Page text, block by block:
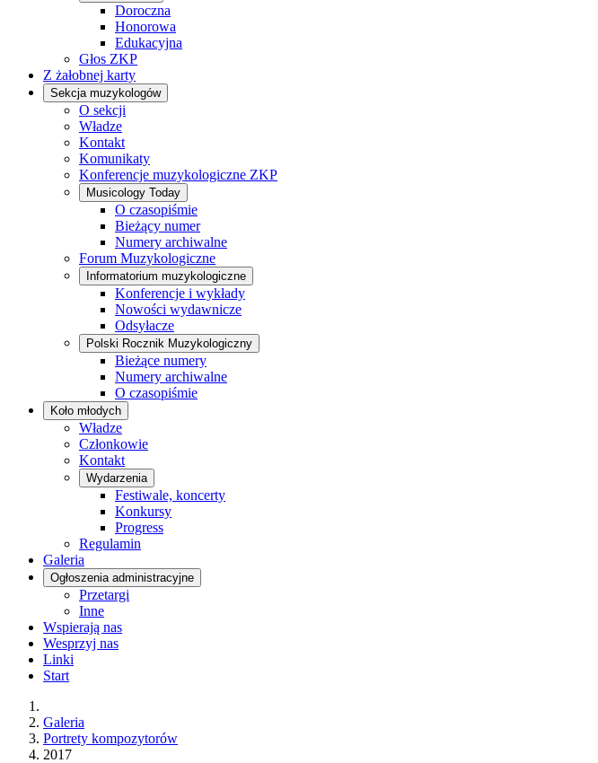
Doroczna
Honorowa
Edukacyjna
Głos ZKP
Z żałobnej karty
Sekcja muzykologów
O sekcji
Władze
Kontakt
Komunikaty
Konferencje muzykologiczne ZKP
Musicology Today
O czasopiśmie
Bieżący numer
Numery archiwalne
Forum Muzykologiczne
Informatorium muzykologiczne
Konferencje i wykłady
Nowości wydawnicze
Odsyłacze
Polski Rocznik Muzykologiczny
Bieżące numery
Numery archiwalne
O czasopiśmie
Koło młodych
Władze
Członkowie
Kontakt
Wydarzenia
Festiwale, koncerty
Konkursy
Progress
Regulamin
Galeria
Ogłoszenia administracyjne
Przetargi
Inne
Wspierają nas
Wesprzyj nas
Linki
Start
Galeria
Portrety kompozytorów
2017